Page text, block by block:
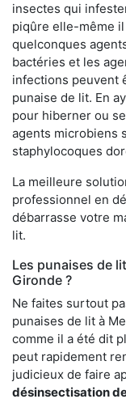
insectes qui
piqûre elle-même il
quelconques
bactéries et les
infections peuvent
punaise de lit. En
pour hiberner ou
agents microbiens
staphylocoques
La meilleure
professionnel en
débarrasse votre
lit.
Les punaises de
Gironde ?
Ne faites surtout
punaises de lit à
comme il a été dit
peut rapidement
judicieux de faire
désinsectisation